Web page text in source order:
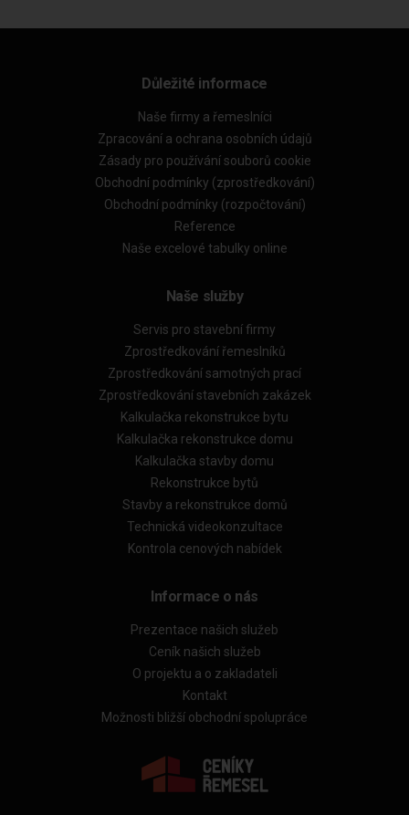
Důležité informace
Naše firmy a řemeslníci
Zpracování a ochrana osobních údajů
Zásady pro používání souborů cookie
Obchodní podmínky (zprostředkování)
Obchodní podmínky (rozpočtování)
Reference
Naše excelové tabulky online
Naše služby
Servis pro stavební firmy
Zprostředkování řemeslníků
Zprostředkování samotných prací
Zprostředkování stavebních zakázek
Kalkulačka rekonstrukce bytu
Kalkulačka rekonstrukce domu
Kalkulačka stavby domu
Rekonstrukce bytů
Stavby a rekonstrukce domů
Technická videokonzultace
Kontrola cenových nabídek
Informace o nás
Prezentace našich služeb
Ceník našich služeb
O projektu a o zakladateli
Kontakt
Možnosti bližší obchodní spolupráce